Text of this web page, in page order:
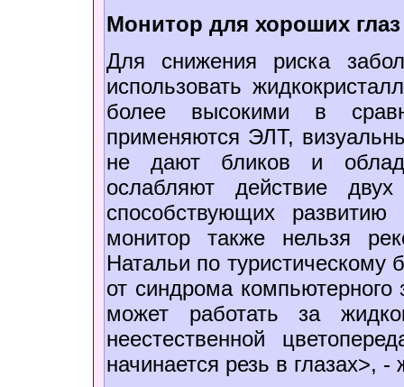
Монитор для хороших глаз
Для снижения риска
использовать
более высокими в
применяются ЭЛТ,
не дают бликов и
ослабляют действие
способствующих
монитор также нельзя
Натальи по туристическому
от синдрома
может работать за
неестественной
начинается резь в глазах>, -